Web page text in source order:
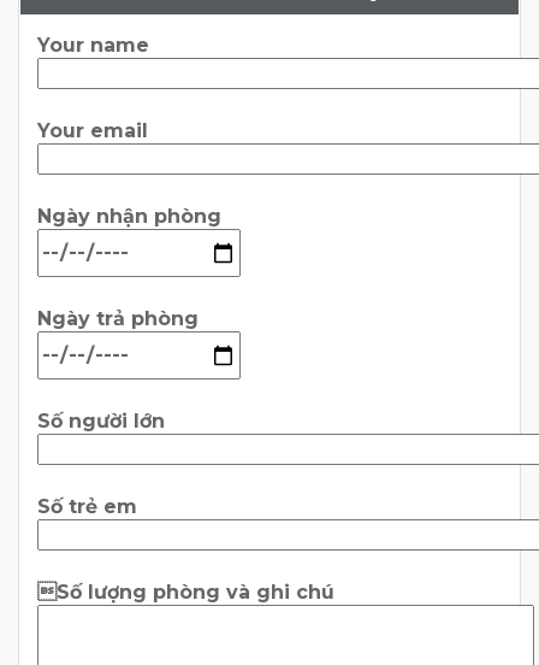
Your name
Your email
Ngày nhận phòng
Ngày trả phòng
Số người lớn
Số trẻ em
Số lượng phòng và ghi chú